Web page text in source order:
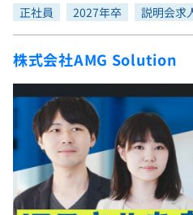
インターン
新卒エージェント
イベント・セミナー
インタビュー
就活成功ガイド
問題集
4択課題
リファレンス
プラン
プログラミング言語
再チャレンジ結果一覧
ゲーム・マンガ
Tech Team Journal
paiza times
note
paizaとは？
正社員 2027年卒 説明会求
株式会社AMG Solution